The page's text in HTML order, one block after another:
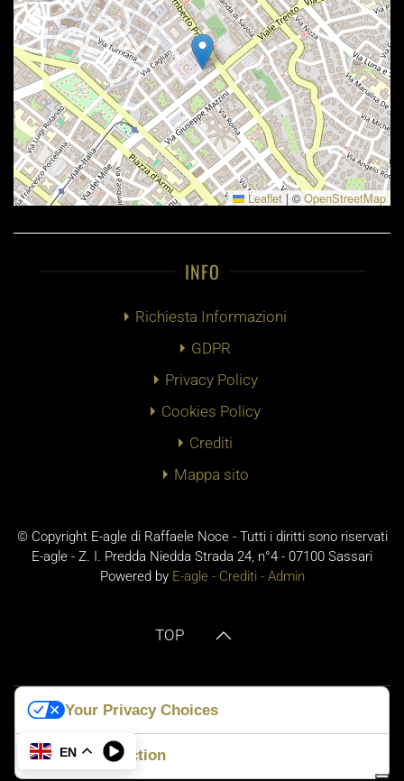
EN
Leaflet |©OpenStreetMap
INFO
Richiesta Informazioni
GDPR
Privacy Policy
Cookies Policy
Crediti
Mappa sito
© Copyright E-agle di Raffaele Noce - Tutti i diritti sono riservati
E-agle - Z. I. Predda Niedda Strada 24, n°4 - 07100 Sassari
Powered by E-agle - Crediti- Admin
TOP
No Result Website Carbon
Your Privacy Choices
Notice at collection